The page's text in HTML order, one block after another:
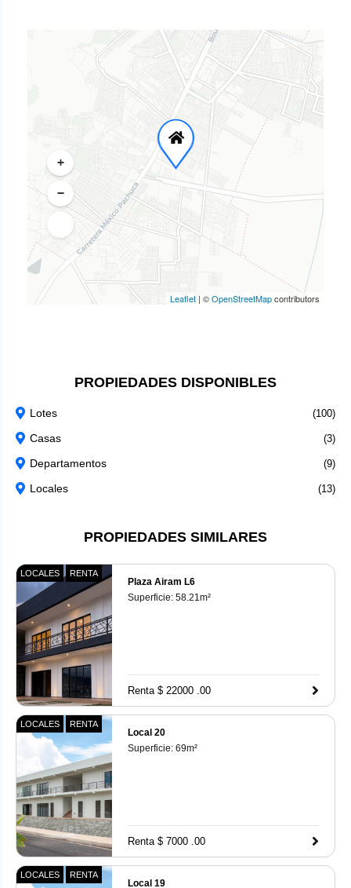
+
−
Leaflet | ©OpenStreetMapcontributors
PROPIEDADES DISPONIBLES
Lotes (100)
Casas (3)
Departamentos (9)
Locales (13)
PROPIEDADES SIMILARES
LOCALES RENTA
Plaza Airam L6
Superficie: 58.21 m²
Renta $ 22000 .00
LOCALES RENTA
Local 20
Superficie: 69m²
Renta $ 7000 .00
LOCALES RENTA
Local 19